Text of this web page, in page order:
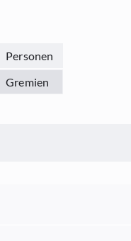
Personen
Gremien